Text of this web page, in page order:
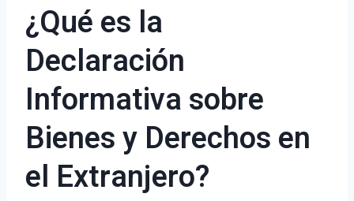
¿Qué es la
Declaración
Informativa sobre
Bienes y Derechos en
el Extranjero?